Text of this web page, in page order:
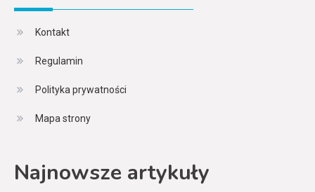
Kontakt
Regulamin
Polityka prywatności
Mapa strony
Najnowsze artykuły